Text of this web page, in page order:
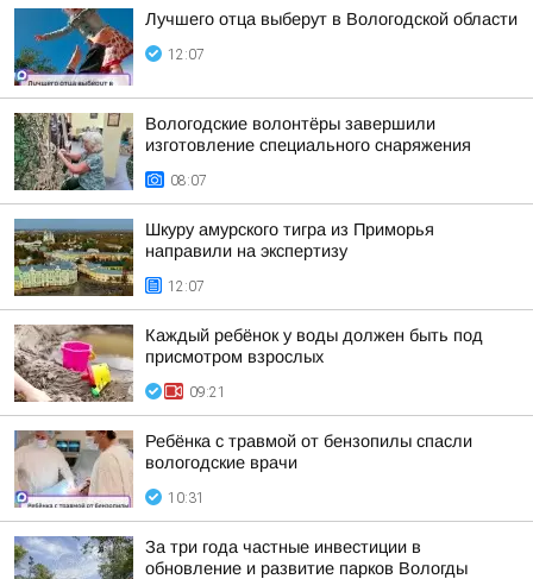
Лучшего отца выберут в Вологодской области
12:07
Вологодские волонтёры завершили
изготовление специального снаряжения
08:07
Шкуру амурского тигра из Приморья
направили на экспертизу
12:07
Каждый ребёнок у воды должен быть под
присмотром взрослых
09:21
Ребёнка с травмой от бензопилы спасли
вологодские врачи
10:31
За три года частные инвестиции в
обновление и развитие парков Вологды